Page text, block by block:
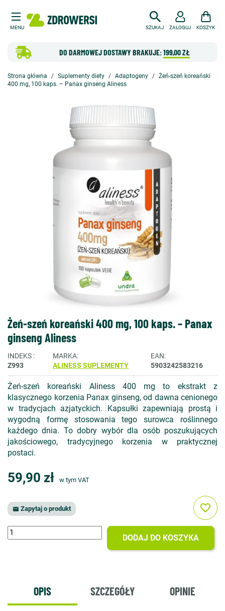
MENU SZUKAJ
DO DARMOWEJ DOSTAWY BRAKUJE:199,00 ZŁ
ZALOGUJ KOSZYK
Strona główna Suplementy diety Adaptogeny
Żeń-szeń koreański
400 mg, 100 kaps. – Panax ginseng Aliness
Żeń-szeń koreański 400 mg, 100 kaps. – Panax
ginseng Aliness
INDEKS
Z993
MARKA
ALINESS SUPLEMENTY
EAN
5903242583216
Żeń-szeń koreański Aliness 400 mg to ekstrakt z
klasycznego korzenia Panax ginseng, od dawna cenionego
w tradycjach azjatyckich. Kapsułki zapewniają prostą i
wygodną formę stosowania tego surowca roślinnego
każdego dnia. To dobry wybór dla osób poszukujących
jakościowego, tradycyjnego korzenia w praktycznej
postaci.
59,90 zł w tym VAT
 Zapytaj o produkt
DODAJ DO KOSZYKA
favorite_border
OPIS SZCZEGÓŁY OPINIE